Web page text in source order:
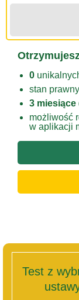
0
stan
3 miesiące
możliwość
w aplikacji
Test z